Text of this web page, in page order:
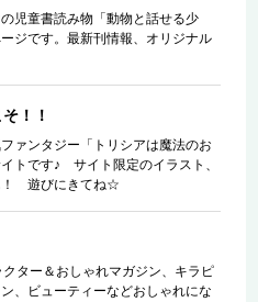
児童書読み物「動物と話せる少
ジです。最新刊情報、オリジナル
！！
ァンタジー「トリシアは魔法のお
トです♪ サイト限定のイラスト、
！ 遊びにきてね☆
ター＆おしゃれマガジン、キラピ
、ビューティーなどおしゃれにな